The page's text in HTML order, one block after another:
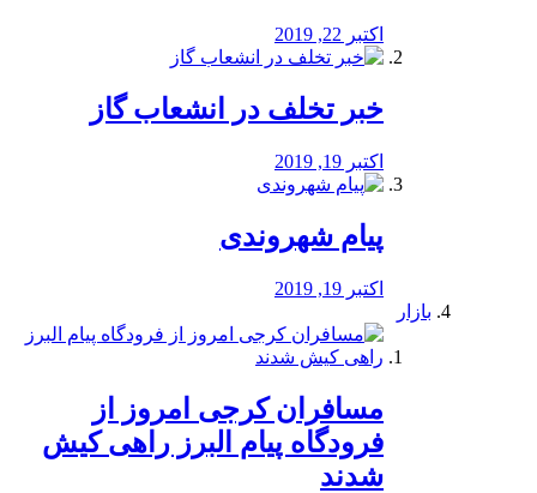
اکتبر 22, 2019
خبر تخلف در انشعاب گاز
اکتبر 19, 2019
پیام شهروندی
اکتبر 19, 2019
بازار
مسافران کرجی امروز از
فرودگاه پیام البرز راهی کیش
شدند